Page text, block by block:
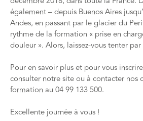
également – depuis Buenos Aires
Andes, en passant par le glacier du
rythme de la formation « prise en
douleur ». Alors, laissez-vous tenter par
Pour en savoir plus et pour vous
consulter notre siteou à contacter nos
formation au 04 99 133 500.
Excellente journée à vous !